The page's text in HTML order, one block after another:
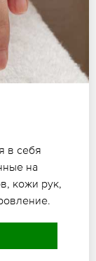
в себя
на
кожи рук,